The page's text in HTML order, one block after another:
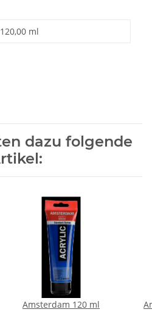
120,00 ml
dazu folgende
Amsterdam 120 ml